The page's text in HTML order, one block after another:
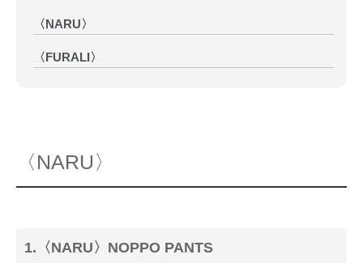
〈NARU〉
〈FURALI〉
〈NARU〉
1.〈NARU〉NOPPO PANTS